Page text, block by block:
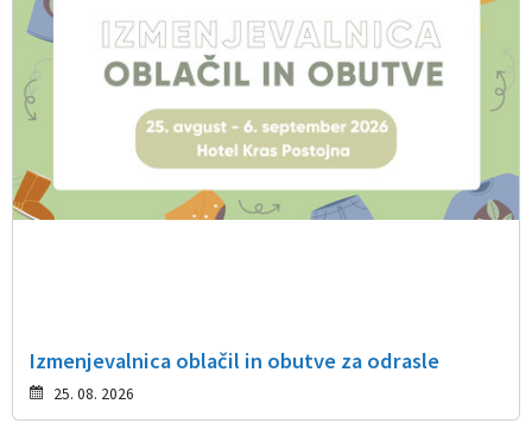
Izmenjevalnica oblačil in obutve za odrasle
25. 08. 2026